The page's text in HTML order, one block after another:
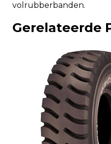
volrubberbanden.
Gerelateerde